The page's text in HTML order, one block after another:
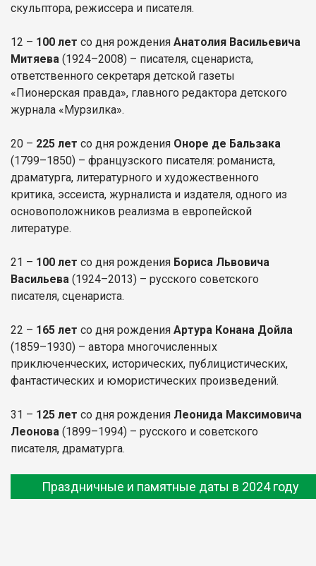
скульптора, режиссера и писателя.
12 – 100 лет со дня рождения Анатолия Васильевича
Митяева (1924–2008) – писателя, сценариста,
ответственного секретаря детской газеты
«Пионерская правда», главного редактора детского
журнала «Мурзилка».
20 – 225 лет со дня рождения Оноре де Бальзака
(1799–1850) – французского писателя: романиста,
драматурга, литературного и художественного
критика, эссеиста, журналиста и издателя, одного из
основоположников реализма в европейской
литературе.
21 – 100 лет со дня рождения Бориса Львовича
Васильева (1924–2013) – русского советского
писателя, сценариста.
22 – 165 лет со дня рождения Артура Конана Дойла
(1859–1930) – автора многочисленных
приключенческих, исторических, публицистических,
фантастических и юмористических произведений.
31 – 125 лет со дня рождения Леонида Максимовича
Леонова (1899–1994) – русского и советского
писателя, драматурга.
Праздничные и памятные даты в 2024 году